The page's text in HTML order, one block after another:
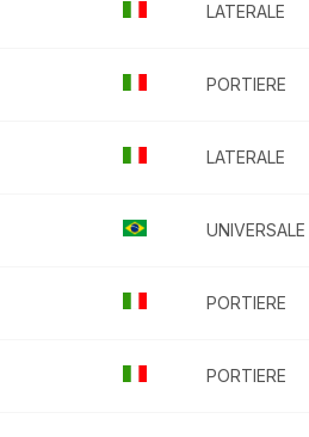
LATERALE
PORTIERE
LATERALE
UNIVERSALE
PORTIERE
PORTIERE